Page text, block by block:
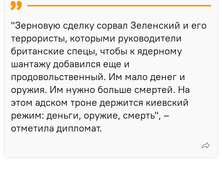
"Зерновую сделку сорвал Зеленский и его
террористы, которыми руководители
британские спецы, чтобы к ядерному
шантажу добавился еще и
продовольственный. Им мало денег и
оружия. Им нужно больше смертей. На
этом адском троне держится киевский
режим: деньги, оружие, смерть", –
отметила дипломат.